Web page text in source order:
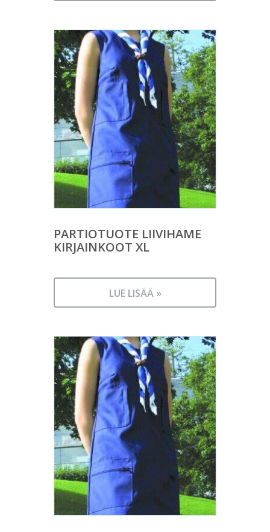
PARTIOTUOTE LIIVIHAME
KIRJAINKOOT XL
LUE LISÄÄ »